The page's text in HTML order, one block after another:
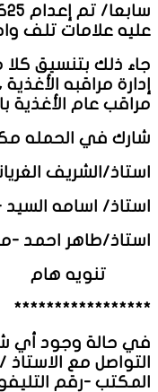
عليه علامات تلف
جاء ذلك بتنسيق
إدارة مراقبه
مراقب عام الأغذية
شارك في الحمله
استاذ/الشريف
استاذ/ اسامه
استاذ/طاهر احمد -
تنويه هام
*****************
في حالة وجود أي
التواصل مع
المكتب -رقم